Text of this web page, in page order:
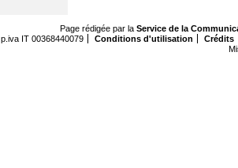
Page rédigée par la Service de la
p.iva IT 00368440079
Conditions d'utilisation
Crédits